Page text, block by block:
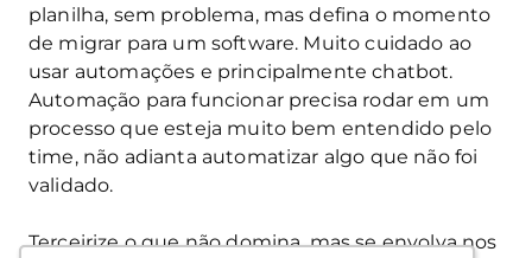
planilha, sem problema, mas defina o momento
de migrar para um software. Muito cuidado ao
usar automações e principalmente chatbot.
Automação para funcionar precisa rodar em um
processo que esteja muito bem entendido pelo
time, não adianta automatizar algo que não foi
validado.
Terceirize o que não domina, mas se envolva nos